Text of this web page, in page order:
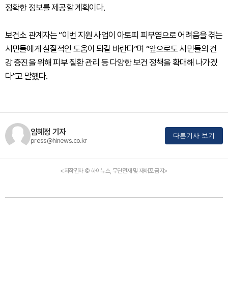
정확한 정보를 제공할 계획이다.
보건소 관계자는 “이번 지원 사업이 아토피 피부염으로 어려움을 겪는
시민들에게 실질적인 도움이 되길 바란다”며 “앞으로도 시민들의 건
강 증진을 위해 피부 질환 관리 등 다양한 보건 정책을 확대해 나가겠
다”고 말했다.
임혜정 기자
press@hinews.co.kr
다른기사 보기
<저작권자 © 하이뉴스, 무단전재 및 재배포 금지>